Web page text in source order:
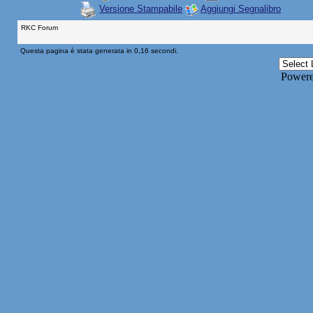
Versione Stampabile Aggiungi Segnalibro
RKC Forum
Questa pagina è stata generata in 0,16 secondi.